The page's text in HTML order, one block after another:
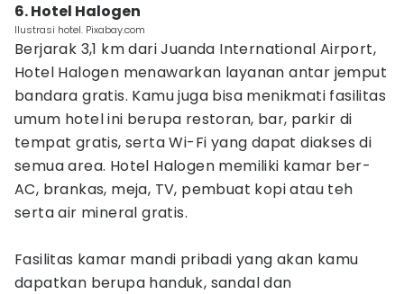
6. Hotel Halogen
Ilustrasi hotel. Pixabay.com
Berjarak 3,1 km dari Juanda International Airport,
Hotel Halogen menawarkan layanan antar jemput
bandara gratis. Kamu juga bisa menikmati fasilitas
umum hotel ini berupa restoran, bar, parkir di
tempat gratis, serta Wi-Fi yang dapat diakses di
semua area. Hotel Halogen memiliki kamar ber-
AC, brankas, meja, TV, pembuat kopi atau teh
serta air mineral gratis.
Fasilitas kamar mandi pribadi yang akan kamu
dapatkan berupa handuk, sandal dan